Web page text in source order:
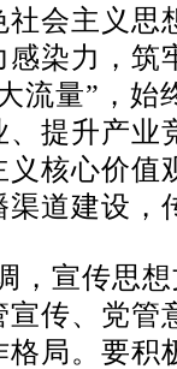
社会主义思
染力，筑
流量”，始
、提升产业
义核心价值
道建设，
，宣传思
宣传、党管
局。要积